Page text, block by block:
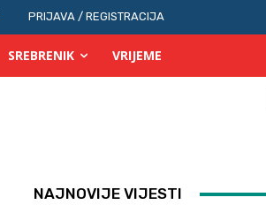
PRIJAVA / REGISTRACIJA
SREBRENIK VRIJEME
NAJNOVIJE VIJESTI